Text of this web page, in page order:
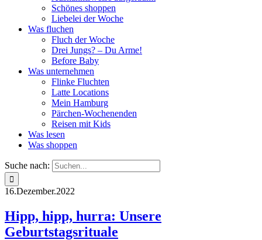
Schönes shoppen
Liebelei der Woche
Was fluchen
Fluch der Woche
Drei Jungs? – Du Arme!
Before Baby
Was unternehmen
Flinke Fluchten
Latte Locations
Mein Hamburg
Pärchen-Wochenenden
Reisen mit Kids
Was lesen
Was shoppen
Suche nach:
16.Dezember.2022
Hipp, hipp, hurra: Unsere
Geburtstagsrituale